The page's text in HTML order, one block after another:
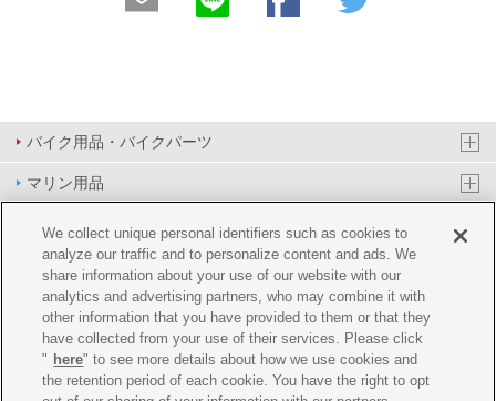
バイク用品・バイクパーツ
マリン用品
PAS/YPJ用品
その他用品
イベント&エンターテイメント
オンラインショップ
企業情報
We collect unique personal identifiers such as cookies to
analyze our traffic and to personalize content and ads. We
share information about your use of our website with our
analytics and advertising partners, who may combine it with
other information that you have provided to them or that they
have collected from your use of their services. Please click
" here" to see more details about how we use cookies and
the retention period of each cookie. You have the right to opt